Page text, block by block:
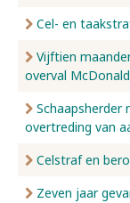
Cel- en
Vijftien
overval
Schaapsherder
overtreding van
Celstraf en
Zeven jaar